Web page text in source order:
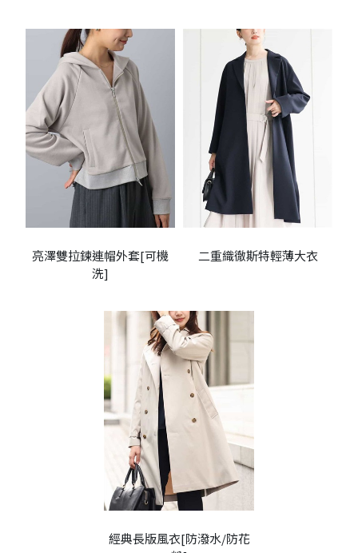
亮澤雙拉鍊連帽外套[可機
洗]
二重織徹斯特輕薄大衣
經典長版風衣[防潑水/防花